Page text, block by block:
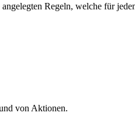
Regeln, welche für
von Aktionen.